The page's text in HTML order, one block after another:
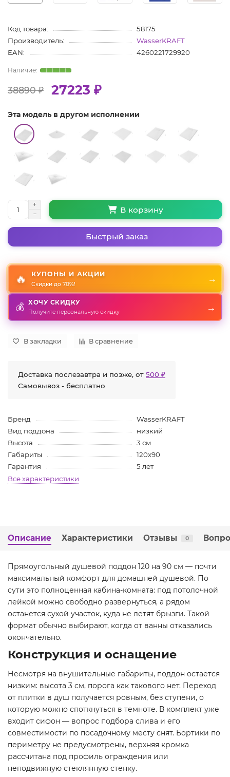
Код товара:
58175
Производитель:
WasserKRAFT
EAN:
4260221729920
38890 ₽ 27223 ₽
Эта модель в другом исполнении
В корзину
Быстрый заказ
🔥 КУПОНЫ И АКЦИИ
Скидки до 70%!
→
💰 ХОЧУ СКИДКУ
Получите персональную скидку →
В закладки В сравнение
Доставка послезавтра и позже, от 500 ₽
Самовывоз - бесплатно
Бренд
WasserKRAFT
Вид поддона
низкий
Высота
3 см
Габариты
120х90
Гарантия
5 лет
Все характеристики
Описание Характеристики Отзывы 0
Прямоугольный душевой поддон 120 на 90 см — почти
максимальный комфорт для домашней душевой. По
сути это полноценная кабина-комната: под потолочной
лейкой можно свободно развернуться, а рядом
останется сухой участок, куда не летят брызги. Такой
формат обычно выбирают, когда от ванны отказались
окончательно.
Конструкция и оснащение
Несмотря на внушительные габариты, поддон остаётся
низким: высота 3 см, порога как такового нет. Переход
от плитки в душ получается ровным, без ступени, о
которую можно споткнуться в темноте. В комплект уже
входит сифон — вопрос подбора слива и его
совместимости по посадочному месту снят. Бортики по
периметру не предусмотрены, верхняя кромка
рассчитана под профиль ограждения или
неподвижную стеклянную стенку.